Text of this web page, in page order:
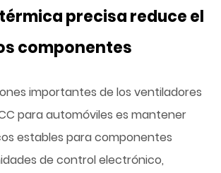
precisa reduce el
componentes
importantes de los ventiladores
para automóviles es mantener
estables para componentes
de control electrónico,